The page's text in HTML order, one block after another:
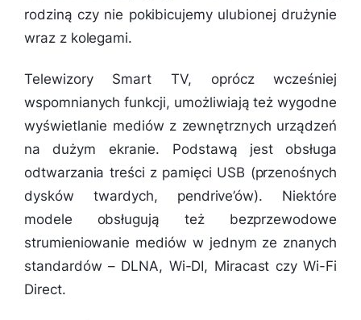
rodziną czy nie pokibicujemy ulubionej drużynie
wraz z kolegami.
Telewizory Smart TV, oprócz wcześniej
wspomnianych funkcji, umożliwiają też wygodne
wyświetlanie mediów z zewnętrznych urządzeń
na dużym ekranie. Podstawą jest obsługa
odtwarzania treści z pamięci USB (przenośnych
dysków twardych, pendrive’ów). Niektóre
modele obsługują też bezprzewodowe
strumieniowanie mediów w jednym ze znanych
standardów – DLNA, Wi-DI, Miracast czy Wi-Fi
Direct.